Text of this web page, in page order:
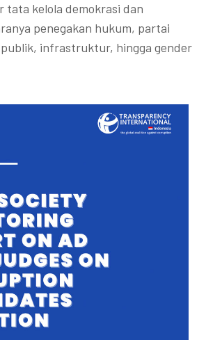
tata kelola demokrasi dan
penegakan hukum, partai
infrastruktur, hingga gender